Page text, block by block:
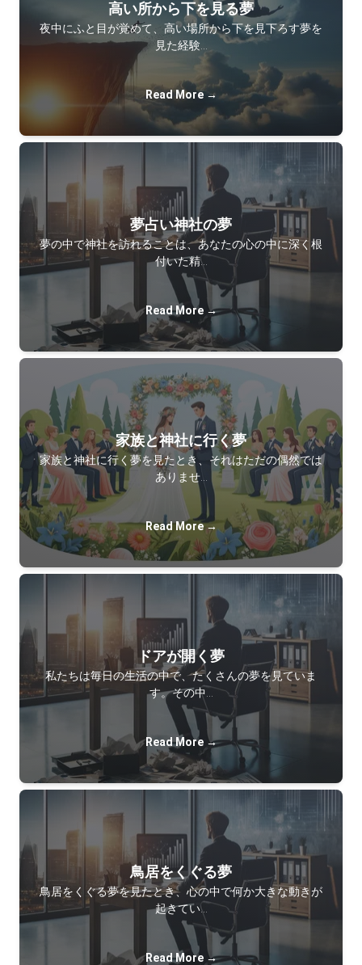
高い所から下を見る夢
夜中にふと目が覚めて、高い場所から下を見下ろす夢を
見た経験…
Read More →
夢占い神社の夢
夢の中で神社を訪れることは、あなたの心の中に深く根
付いた精…
Read More →
家族と神社に行く夢
家族と神社に行く夢を見たとき、それはただの偶然では
ありませ…
Read More →
ドアが開く夢
私たちは毎日の生活の中で、たくさんの夢を見ていま
す。その中…
Read More →
鳥居をくぐる夢
鳥居をくぐる夢を見たとき、心の中で何か大きな動きが
起きてい…
Read More →